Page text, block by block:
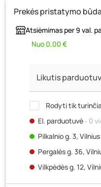
Prekės pristatymo
Atsiėmimas per 9 val.
Nuo 0,00 €
Rodyti tik
El. parduotuvė‐ 0
Pilkalnio g. 3, Vilnius
Pergalės g. 36,
Vilkpėdės g. 12,
Ateities g. 15,